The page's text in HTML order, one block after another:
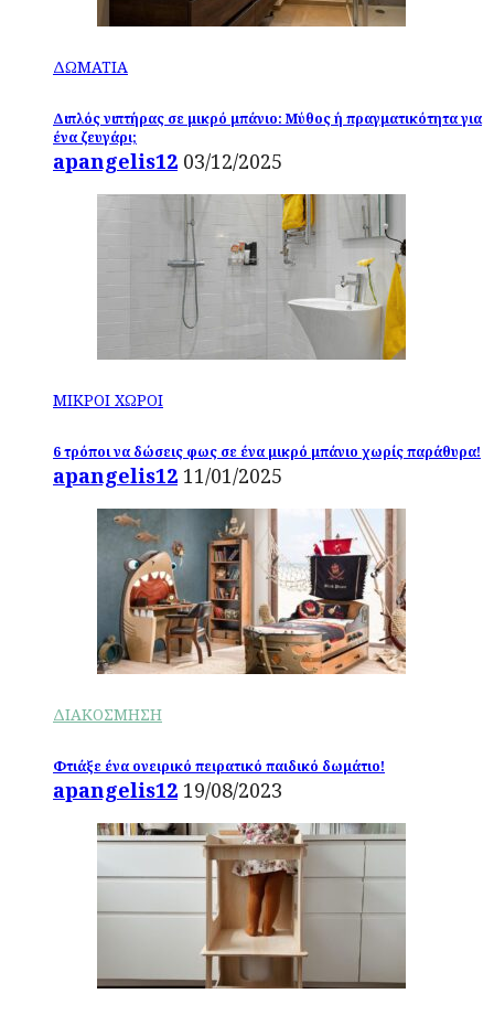
ΔΩΜΑΤΙΑ
Διπλός νιπτήρας σε μικρό μπάνιο: Μύθος ή πραγματικότητα για
ένα ζευγάρι;
apangelis12 03/12/2025
ΜΙΚΡΟΙ ΧΩΡΟΙ
6 τρόποι να δώσεις φως σε ένα μικρό μπάνιο χωρίς παράθυρα!
apangelis12 11/01/2025
ΔΙΑΚΟΣΜΗΣΗ
Φτιάξε ένα ονειρικό πειρατικό παιδικό δωμάτιο!
apangelis12 19/08/2023